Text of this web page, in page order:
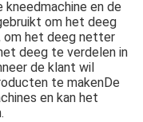
en de
om het deeg
om het deeg netter
deeg te verdelen in
de klant wil
te makenDe
en kan het